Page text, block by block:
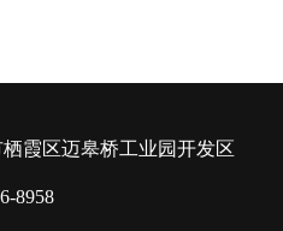
霞区迈皋桥工业园开发区
8958